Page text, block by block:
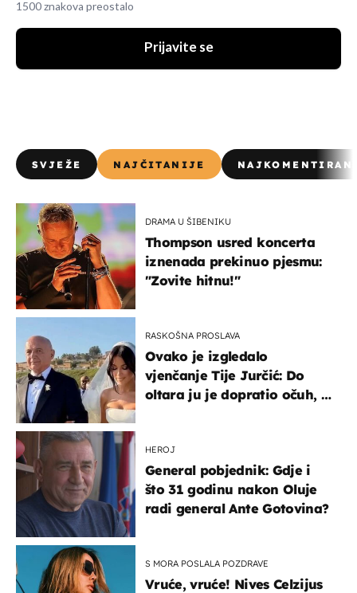
1500 znakova preostalo
Prijavite se
SVJEŽE NAJČITANIJE
DRAMA U ŠIBENIKU
Thompson usred koncerta
iznenada prekinuo pjesmu:
"Zovite hitnu!"
RASKOŠNA PROSLAVA
Ovako je izgledalo
vjenčanje Tije Jurčić: Do
oltara ju je dopratio očuh, a
HEROJ
General pobjednik: Gdje i
što 31 godinu nakon Oluje
radi general Ante Gotovina?
S MORA POSLALA POZDRAVE
Vruće, vruće! Nives Celzijus